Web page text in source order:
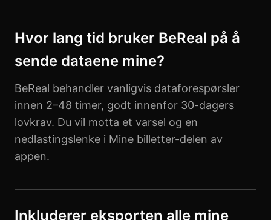
Hvor lang tid bruker BeReal på å
sende dataene mine?
BeReal behandler vanligvis dataforespørsler
innen 2–48 timer, godt innenfor 30-dagers
lovkrav. Du vil motta et varsel og en
nedlastingslenke i Mine billetter-delen av
appen.
Inkluderer eksporten alle mine